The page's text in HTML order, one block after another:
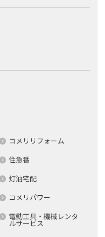
コメリリフォーム
住急番
灯油宅配
コメリパワー
電動工具・機械レンタ
ルサービス